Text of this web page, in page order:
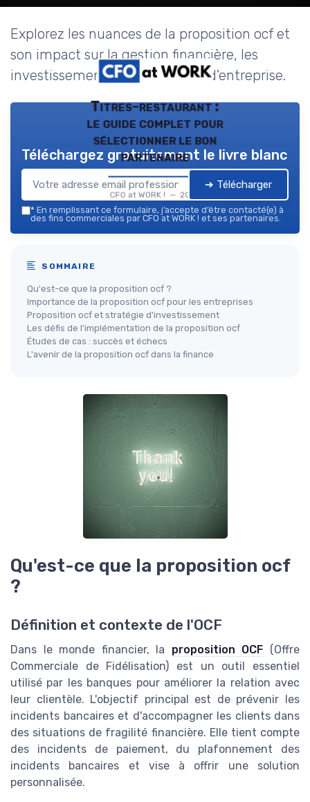
Explorez les nuances de la proposition ocf et
son impact sur la gestion financière, les
investissements et la stratégie d'entreprise.
Titres-restaurant :
le guide complet pour
sélectionner le bon
partenaire
CFO at WORK ! — 2026
Téléchargez gratuitement le livre blanc
➔ Télécharger
* En remplissant ce formulaire, j’accepte d’être contacté(e) à
des fins commerciales par CFO at WORK ! et ses partenaires.
SOMMAIRE
Qu'est-ce que la proposition ocf ?
Importance de la proposition ocf pour les entreprises
Proposition ocf et stratégie d'investissement
Les défis de l'implémentation de la proposition ocf
Études de cas : succès et échecs
L'avenir de la proposition ocf dans la finance
Qu'est-ce que la proposition ocf
?
Définition et contexte de l'OCF
Dans le monde financier, la proposition OCF (Offre
Commerciale de Fidélisation) est un outil essentiel
utilisé par les banques pour améliorer la relation avec
leur clientèle. L'objectif principal est de prévenir les
incidents bancaires et d'accompagner les clients dans
des situations de fragilité financière. Elle tient compte
des incidents de paiement, du plafonnement des
incidents bancaires et vise à offrir une solution
personnalisée.